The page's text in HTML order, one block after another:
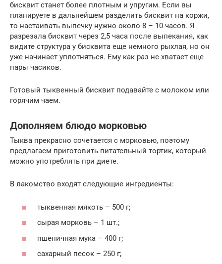
бисквит станет более плотным и упругим. Если вы
планируете в дальнейшем разделить бисквит на коржи,
то настаивать выпечку нужно около 8 – 10 часов. Я
разрезала бисквит через 2,5 часа после выпекания, как
видите структура у бисквита еще немного рыхлая, но он
уже начинает уплотняться. Ему как раз не хватает еще
пары часиков.
Готовый тыквенный бисквит подавайте с молоком или
горячим чаем.
Дополняем блюдо морковью
Тыква прекрасно сочетается с морковью, поэтому
предлагаем приготовить питательный тортик, который
можно употреблять при диете.
В лакомство входят следующие ингредиенты:
тыквенная мякоть – 500 г;
сырая морковь – 1 шт.;
пшеничная мука – 400 г;
сахарный песок – 250 г;